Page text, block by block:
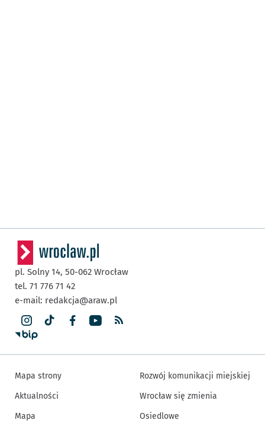
pl. Solny 14, 50-062 Wrocław
tel. 71 776 71 42
e-mail: redakcja@araw.pl
Mapa strony
Aktualności
Mapa
Rozwój komunikacji miejskiej
Wrocław się zmienia
Osiedlowe